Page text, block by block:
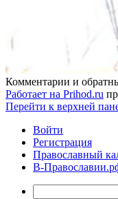
Комментарии и
Работает на Prihod.ru
Перейти к верхней
Войти
Регистрация
Православный
В-